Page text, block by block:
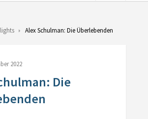
Alex Schulman: Die Überlebenden
2022
Die